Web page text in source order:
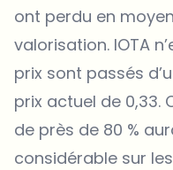
ont perdu en
valorisation. IOTA
prix sont passés
prix actuel de 0,33.
de près de 80 %
considérable sur